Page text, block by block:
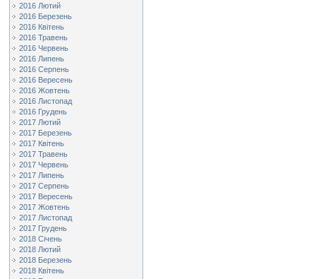
2016 Лютий
2016 Березень
2016 Квітень
2016 Травень
2016 Червень
2016 Липень
2016 Серпень
2016 Вересень
2016 Жовтень
2016 Листопад
2016 Грудень
2017 Лютий
2017 Березень
2017 Квітень
2017 Травень
2017 Червень
2017 Липень
2017 Серпень
2017 Вересень
2017 Жовтень
2017 Листопад
2017 Грудень
2018 Січень
2018 Лютий
2018 Березень
2018 Квітень